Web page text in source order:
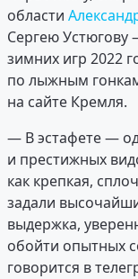
области
Сергею Устюгову
зимних игр 2022
по лыжным
на сайте Кремля.
— В эстафете —
и престижных
как крепкая,
задали
выдержка,
обойти опытных
говорится в